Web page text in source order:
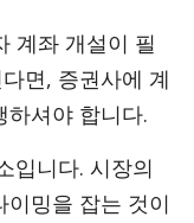
계좌 개설이 필
면, 증권사에 계
하셔야 합니다.
입니다. 시장의
이밍을 잡는 것이